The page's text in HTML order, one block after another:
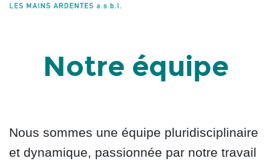
Notre équipe
Nous sommes une équipe pluridisciplinaire
et dynamique, passionnée par notre travail